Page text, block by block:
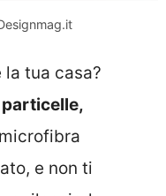
tua casa?
particelle,
e non ti